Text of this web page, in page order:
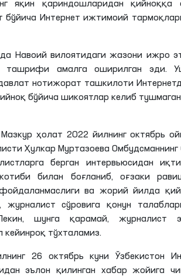
яқин қариндошларидан қийноққа
бўйича Интернет ижтимоий
Навоий вилоятидаги жазони ижро
ташрифи амалга оширилган эди.
нотижорат ташкилоти
бўйича шикоятлар келиб
ҳолат 2022 йилнинг октябрь
Ҳулкар Муртазоева Омбудсманнинг
берган интервьюсидан
билан боғланиб, оғзаки
ва жорий йилда
, журналист сўровига қонун
шунга қарамай, журналист
тўхталамиз.
26 октябрь куни Ўзбекистон
эълон қилинган хабар жойига